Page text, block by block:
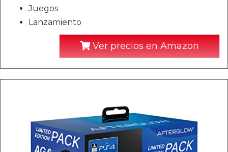
Juegos
Lanzamiento
Ver precios en Amazon